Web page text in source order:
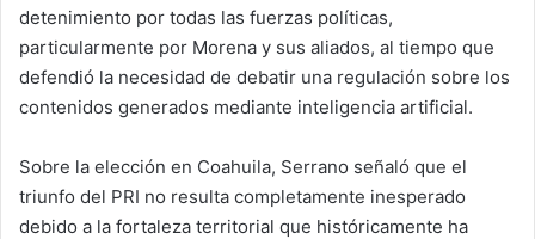
detenimiento por todas las fuerzas políticas,
particularmente por Morena y sus aliados, al tiempo que
defendió la necesidad de debatir una regulación sobre los
contenidos generados mediante inteligencia artificial.
Sobre la elección en Coahuila, Serrano señaló que el
triunfo del PRI no resulta completamente inesperado
debido a la fortaleza territorial que históricamente ha